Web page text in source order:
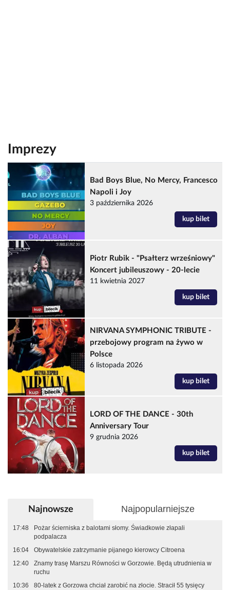
Imprezy
Bad Boys Blue, No Mercy, Francesco
Napoli i Joy
3 października 2026
kup bilet
Piotr Rubik - "Psałterz wrześniowy"
Koncert jubileuszowy - 20-lecie
11 kwietnia 2027
kup bilet
NIRVANA SYMPHONIC TRIBUTE -
przebojowy program na żywo w
Polsce
6 listopada 2026
kup bilet
LORD OF THE DANCE - 30th
Anniversary Tour
9 grudnia 2026
kup bilet
Najnowsze Najpopularniejsze
17:48
Pożar ścierniska z balotami słomy. Świadkowie złapali
podpalacza
16:04
Obywatelskie zatrzymanie pijanego kierowcy Citroena
12:40
Znamy trasę Marszu Równości w Gorzowie. Będą utrudnienia w
ruchu
10:36
80-latek z Gorzowa chciał zarobić na złocie. Stracił 55 tysięcy